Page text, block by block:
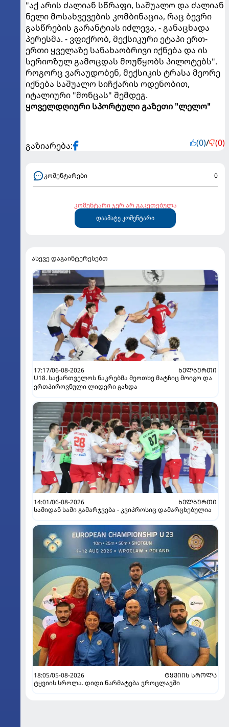
"აქ არის ძალიან სწრაფი, საშუალო და ძალიან
ნელი მოსახვევების კომბინაცია, რაც ბევრი
გასწრების გარანტიას იძლევა, - განაცხადა
პერესმა. - ვფიქრობ, მექსიკური ეტაპი ერთ-
ერთი ყველაზე სანახაობრივი იქნება და ის
სერიოზულ გამოცდას მოუწყობს პილოტებს".
როგორც ვარაუდობენ, მექსიკის ტრასა მეორე
იქნება საშუალო სიჩქარის ოდენობით,
იტალიური "მონცას" შემდეგ.
ყოველდღიური სპორტული გაზეთი "ლელო"
გაზიარება: (0)/ (0)
კომენტარები 0
კომენტარი ჯერ არ გაკეთებულა
დაამატე კომენტარი
ასევე დაგაინტერესებთ
17:17/06-08-2026
ᲮᲔᲚᲑᲣᲠᲗᲘ
U18. საქართველოს ნაკრებმა მეოთხე მატჩიც მოიგო და
ერთპიროვნული ლიდერი გახდა
14:01/06-08-2026
ᲮᲔᲚᲑᲣᲠᲗᲘ
სამიდან სამი გამარჯვება - კვიპროსიც დამარცხებულია
18:05/05-08-2026
ᲢᲧᲕᲘᲘᲡ ᲡᲠᲝᲚᲐ
ტყვიის სროლა. დიდი წარმატება ვროცლავში